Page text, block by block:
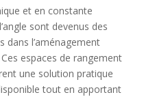
et en constante
sont devenus des
dans l’aménagement
espaces de rangement
une solution pratique
tout en apportant